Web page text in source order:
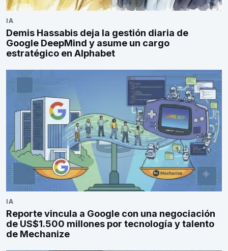
IA
Demis Hassabis deja la gestión diaria de
Google DeepMind y asume un cargo
estratégico en Alphabet
IA
Reporte vincula a Google con una negociación
de US$1.500 millones por tecnología y talento
de Mechanize